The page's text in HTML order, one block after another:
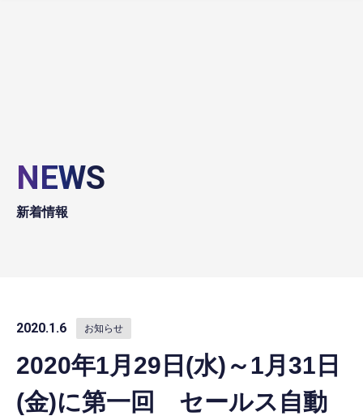
NEWS
新着情報
2020.1.6 お知らせ
2020年1月29日(水)～1月31日
(金)に第一回 セールス自動